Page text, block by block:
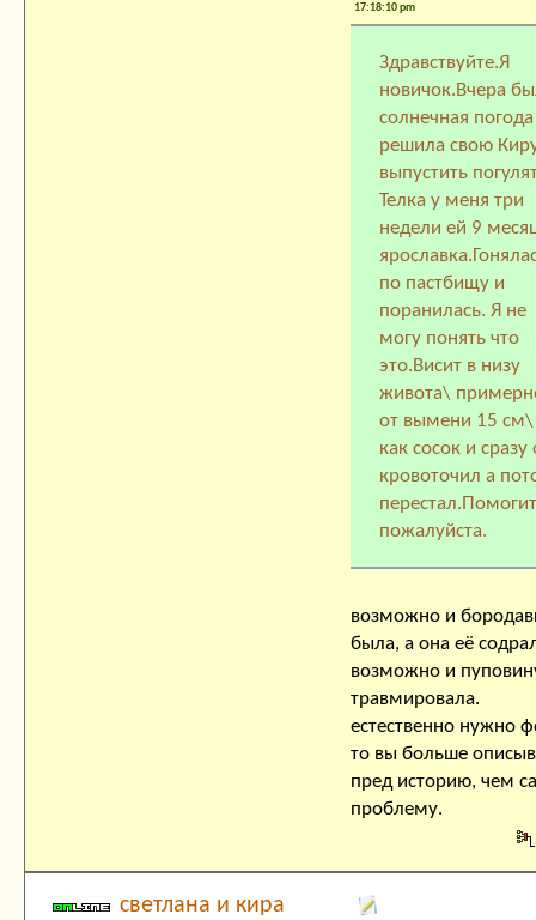
17:18:10 pm
Здравствуйте.Я
новичок.Вчера
солнечная погода
решила свою
выпустить
Телка у меня три
недели ей 9
по пастбищу и
поранилась. Я не
могу понять что
это.Висит в низу
живота\
от вымени 15 см\
как сосок и сразу
кровоточил а
пожалуйста.
возможно и
была, а она её
возможно и
травмировала.
естественно нужно
то вы больше
пред историю, чем
проблему.
светлана и кира